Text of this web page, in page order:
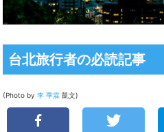
台北旅行者の必読記事
(Photo by 李 季霖 凱文)